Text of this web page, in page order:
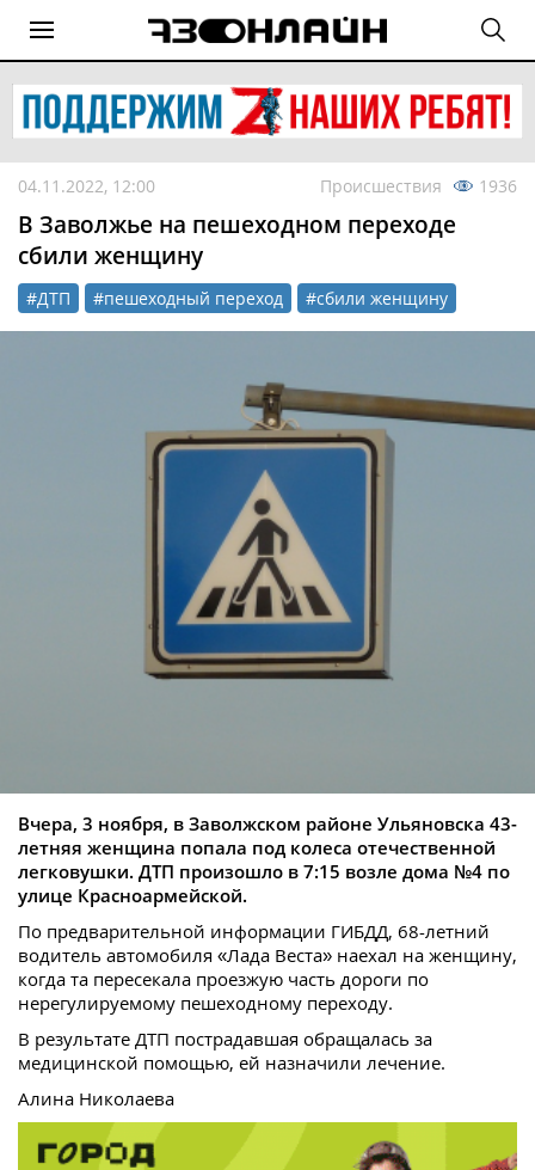
04.11.2022, 12:00 Происшествия 1936
В Заволжье на пешеходном переходе
сбили женщину
#ДТП #пешеходный переход #сбили женщину
Вчера, 3 ноября, в Заволжском районе Ульяновска 43-
летняя женщина попала под колеса отечественной
легковушки. ДТП произошло в 7:15 возле дома №4 по
улице Красноармейской.
По предварительной информации ГИБДД, 68-летний
водитель автомобиля «Лада Веста» наехал на женщину,
когда та пересекала проезжую часть дороги по
нерегулируемому пешеходному переходу.
В результате ДТП пострадавшая обращалась за
медицинской помощью, ей назначили лечение.
Алина Николаева